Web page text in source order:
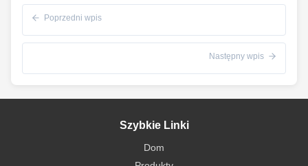
Poprzedni wpis
Następny wpis
Szybkie Linki
Dom